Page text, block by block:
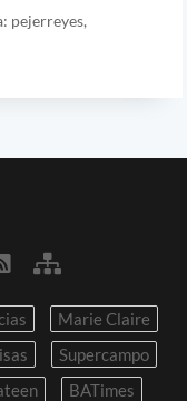
pejerreyes,
Marie Claire
Supercampo
BATimes